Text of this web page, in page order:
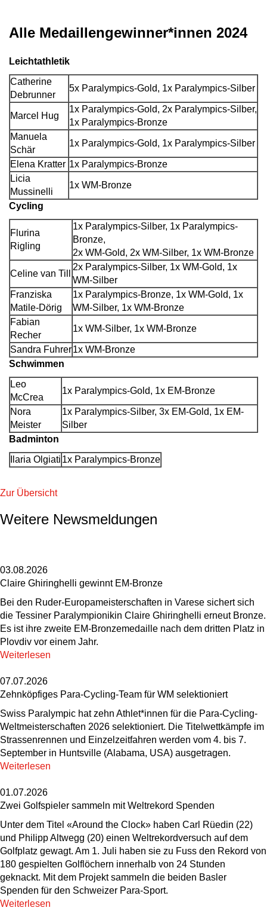
Alle Medaillengewinner*innen 2024
Leichtathletik
Catherine
Debrunner
5x Paralympics-Gold, 1x Paralympics-Silber
Marcel Hug
1x Paralympics-Gold, 2x Paralympics-Silber,
1x Paralympics-Bronze
Manuela
Schär
1x Paralympics-Gold, 1x Paralympics-Silber
Elena Kratter 1x Paralympics-Bronze
Licia
Mussinelli
1x WM-Bronze
Cycling
Flurina
Rigling
1x Paralympics-Silber, 1x Paralympics-
Bronze,
2x WM-Gold, 2x WM-Silber, 1x WM-Bronze
Celine van Till
2x Paralympics-Silber, 1x WM-Gold, 1x
WM-Silber
Franziska
Matile-Dörig
1x Paralympics-Bronze, 1x WM-Gold, 1x
WM-Silber, 1x WM-Bronze
Fabian
Recher
1x WM-Silber, 1x WM-Bronze
Sandra Fuhrer1x WM-Bronze
Schwimmen
Leo
McCrea
1x Paralympics-Gold, 1x EM-Bronze
Nora
Meister
1x Paralympics-Silber, 3x EM-Gold, 1x EM-
Silber
Badminton
Ilaria Olgiati 1x Paralympics-Bronze
Zur Übersicht
Weitere Newsmeldungen
03.08.2026
Claire Ghiringhelli gewinnt EM-Bronze
Bei den Ruder-Europameisterschaften in Varese sichert sich
die Tessiner Paralympionikin Claire Ghiringhelli erneut Bronze.
Es ist ihre zweite EM-Bronzemedaille nach dem dritten Platz in
Plovdiv vor einem Jahr.
Weiterlesen
07.07.2026
Zehnköpfiges Para-Cycling-Team für WM selektioniert
Swiss Paralympic hat zehn Athlet*innen für die Para-Cycling-
Weltmeisterschaften 2026 selektioniert. Die Titelwettkämpfe im
Strassenrennen und Einzelzeitfahren werden vom 4. bis 7.
September in Huntsville (Alabama, USA) ausgetragen.
Weiterlesen
01.07.2026
Zwei Golfspieler sammeln mit Weltrekord Spenden
Unter dem Titel «Around the Clock» haben Carl Rüedin (22)
und Philipp Altwegg (20) einen Weltrekordversuch auf dem
Golfplatz gewagt. Am 1. Juli haben sie zu Fuss den Rekord von
180 gespielten Golflöchern innerhalb von 24 Stunden
geknackt. Mit dem Projekt sammeln die beiden Basler
Spenden für den Schweizer Para-Sport.
Weiterlesen